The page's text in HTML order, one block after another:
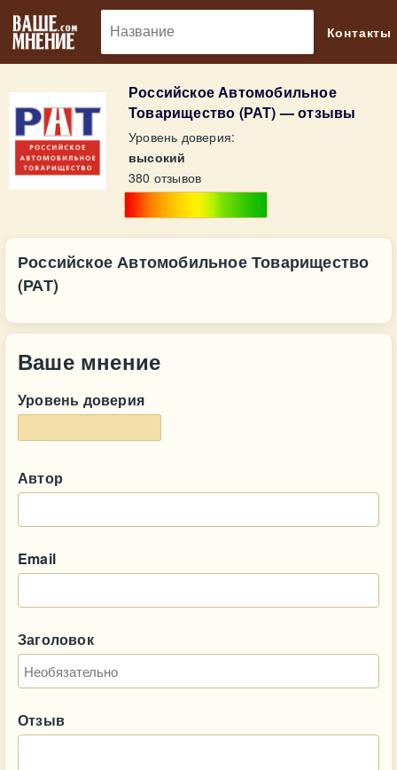
Контакты
Российское Автомобильное
Товарищество (РАТ) — отзывы
Уровень доверия:
высокий
380 отзывов
Российское Автомобильное Товарищество
(РАТ)
Ваше мнение
Уровень доверия
Автор
Email
Заголовок
Отзыв